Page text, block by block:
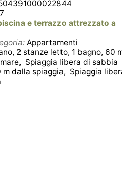
e terrazzo attrezzato a
Appartamenti
2 stanze letto, 1 bagno, 60
Spiaggia libera di sabbia
dalla spiaggia, Spiaggia